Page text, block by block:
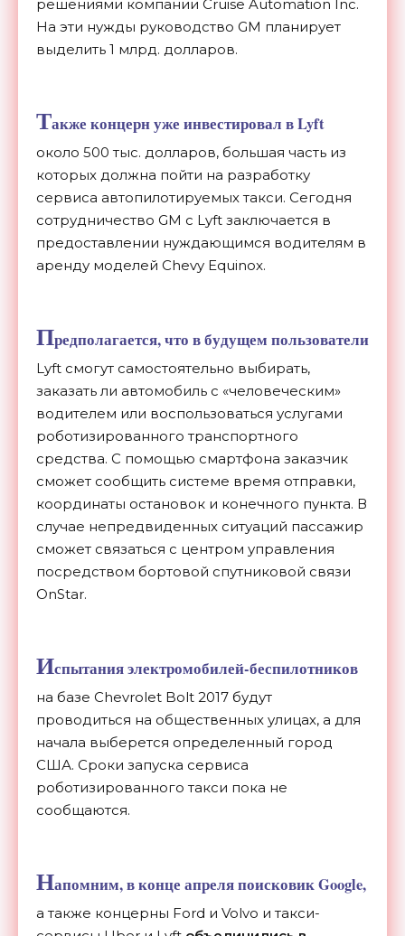
решениями компании Cruise Automation Inc.
На эти нужды руководство GM планирует
выделить 1 млрд. долларов.
Также концерн уже инвестировал в Lyft
около 500 тыс. долларов, большая часть из
которых должна пойти на разработку
сервиса автопилотируемых такси. Сегодня
сотрудничество GM с Lyft заключается в
предоставлении нуждающимся водителям в
аренду моделей Chevy Equinox.
Предполагается, что в будущем пользователи
Lyft смогут самостоятельно выбирать,
заказать ли автомобиль с «человеческим»
водителем или воспользоваться услугами
роботизированного транспортного
средства. С помощью смартфона заказчик
сможет сообщить системе время отправки,
координаты остановок и конечного пункта. В
случае непредвиденных ситуаций пассажир
сможет связаться с центром управления
посредством бортовой спутниковой связи
OnStar.
Испытания электромобилей-беспилотников
на базе Chevrolet Bolt 2017 будут
проводиться на общественных улицах, а для
начала выберется определенный город
США. Сроки запуска сервиса
роботизированного такси пока не
сообщаются.
Напомним, в конце апреля поисковик Google,
а также концерны Ford и Volvo и такси-